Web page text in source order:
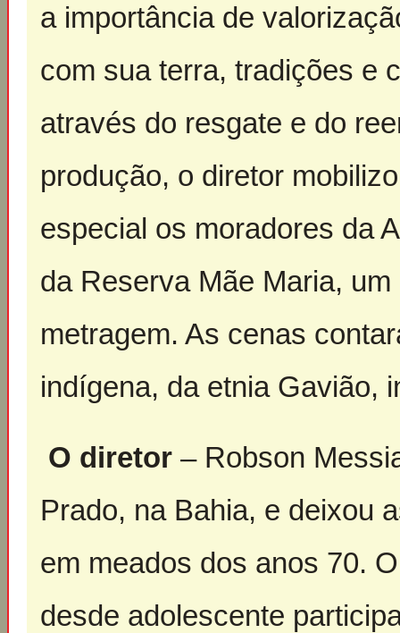
a importância de
com sua terra, tradições e
através do resgate e do
produção, o diretor
especial os moradores da
da Reserva Mãe Maria,
metragem. As cenas
indígena, da etnia Gavião,
O diretor – Robson
Prado, na Bahia, e deixou
em meados dos anos 70.
desde adolescente